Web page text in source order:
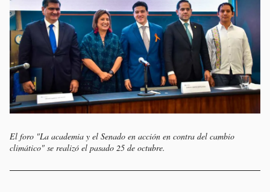
El foro "La academia y el Senado en acción en contra del cambio
climático" se realizó el pasado 25 de octubre.